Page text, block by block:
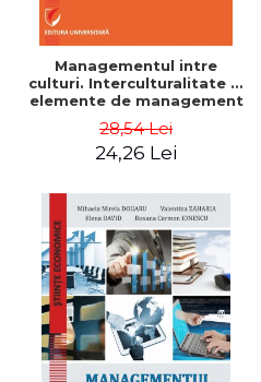
Managementul intre
culturi. Interculturalitate si
elemente de management
Dumitrascu
28,54 Lei
24,26 Lei